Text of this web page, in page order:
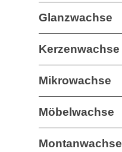
Glanzwachse
Kerzenwachse
Mikrowachse
Möbelwachse
Montanwachse